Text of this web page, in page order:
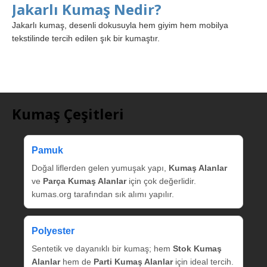
Jakarlı Kumaş Nedir?
Jakarlı kumaş, desenli dokusuyla hem giyim hem mobilya
tekstilinde tercih edilen şık bir kumaştır.
Kumaş Çeşitleri
Pamuk
Doğal liflerden gelen yumuşak yapı, Kumaş Alanlar
ve Parça Kumaş Alanlariçin çok değerlidir.
kumas.org tarafından sık alımı yapılır.
Polyester
Sentetik ve dayanıklı bir kumaş; hem Stok Kumaş
Alanlarhem de Parti Kumaş Alanlariçin ideal tercih.